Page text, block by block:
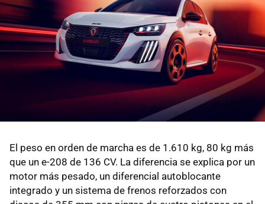
El peso en orden de marcha es de 1.610 kg, 80 kg más
que un e-208 de 136 CV. La diferencia se explica por un
motor más pesado, un diferencial autoblocante
integrado y un sistema de frenos reforzados con